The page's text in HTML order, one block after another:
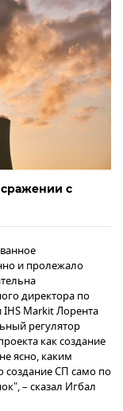
с
и пролежало
директора по
Markit Лорента
регулятор
как создание
ясно, каким
создание СП само по
– сказал Игбал